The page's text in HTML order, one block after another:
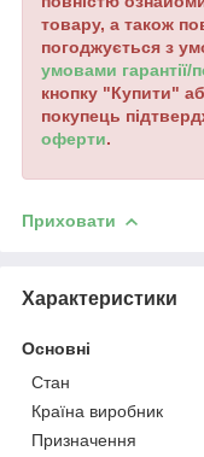
товару, а також
погоджується з
умовами гарантії/
кнопку "Купити"
покупець
оферти.
Приховати
Характеристики
Основні
Стан
Країна виробник
Призначення